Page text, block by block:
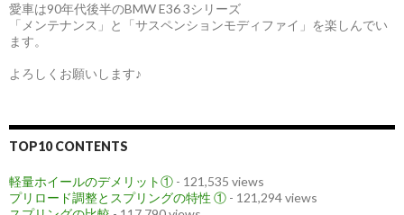
愛車は90年代後半のBMW E36 3シリーズ
「メンテナンス」と「サスペンションモディファイ」を楽しんでい
ます。
よろしくお願いします♪
TOP10 CONTENTS
軽量ホイールのデメリット① - 121,535 views
プリロード調整とスプリングの特性 ① - 121,294 views